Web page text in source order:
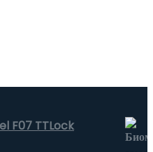
F07 TTLock